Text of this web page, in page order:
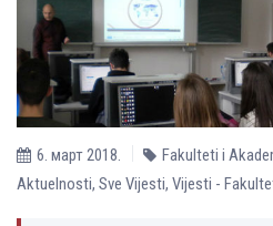
6. март 2018. Fakulteti i
Aktuelnosti, Sve Vijesti, Vijesti -